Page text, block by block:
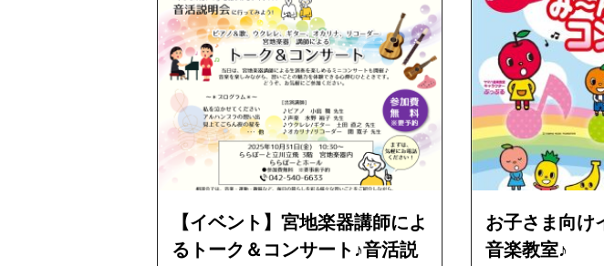
【イベント】宮地楽器講師によ
るトーク＆コンサート♪音活説
お子さま向け
音楽教室♪